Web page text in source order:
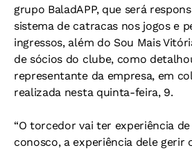
grupo BaladAPP, que será
sistema de catracas nos jogos e
ingressos, além do Sou Mais
de sócios do clube, como
representante da empresa, em
realizada nesta quinta-feira, 9.
“O torcedor vai ter experiência
conosco, a experiência dele gerir